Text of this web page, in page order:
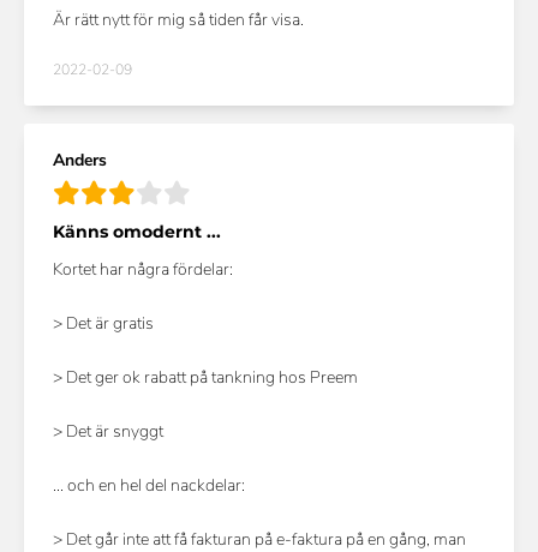
Är rätt nytt för mig så tiden får visa.
2022-02-09
Anders
Känns omodernt ...
Kortet har några fördelar:
> Det är gratis
> Det ger ok rabatt på tankning hos Preem
> Det är snyggt
... och en hel del nackdelar:
> Det går inte att få fakturan på e-faktura på en gång, man